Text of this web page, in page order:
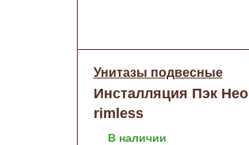
Унитазы подвесные
Инсталляция Пэк Нео
rimless
(подвес.безобод. с
В наличии